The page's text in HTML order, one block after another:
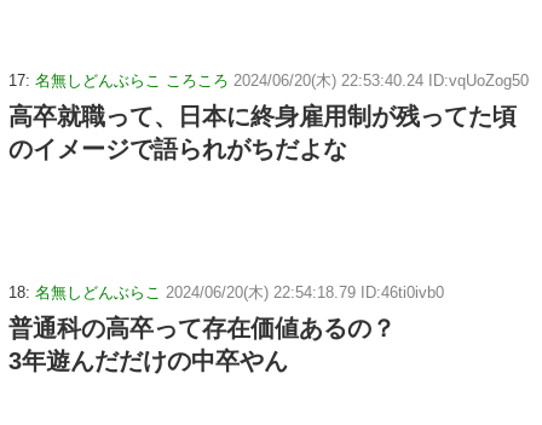
17: 名無しどんぶらこ ころころ 2024/06/20(木) 22:53:40.24 ID:vqUoZog50
高卒就職って、日本に終身雇用制が残ってた頃
のイメージで語られがちだよな
18: 名無しどんぶらこ 2024/06/20(木) 22:54:18.79 ID:46ti0ivb0
普通科の高卒って存在価値あるの？
3年遊んだだけの中卒やん